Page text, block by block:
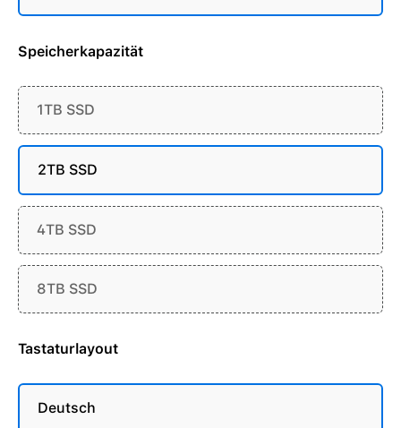
Speicherkapazität
1TB SSD
2TB SSD
4TB SSD
8TB SSD
Tastaturlayout
Deutsch